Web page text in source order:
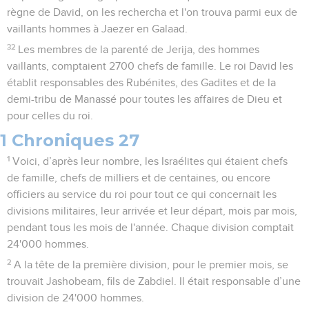
règne de David, on les rechercha et l'on trouva parmi eux de
vaillants hommes à Jaezer en Galaad.
32 Les membres de la parenté de Jerija, des hommes
vaillants, comptaient 2700 chefs de famille. Le roi David les
établit responsables des Rubénites, des Gadites et de la
demi-tribu de Manassé pour toutes les affaires de Dieu et
pour celles du roi.
1 Chroniques 27
1 Voici, d’après leur nombre, les Israélites qui étaient chefs
de famille, chefs de milliers et de centaines, ou encore
officiers au service du roi pour tout ce qui concernait les
divisions militaires, leur arrivée et leur départ, mois par mois,
pendant tous les mois de l'année. Chaque division comptait
24'000 hommes.
2 A la tête de la première division, pour le premier mois, se
trouvait Jashobeam, fils de Zabdiel. Il était responsable d’une
division de 24'000 hommes.